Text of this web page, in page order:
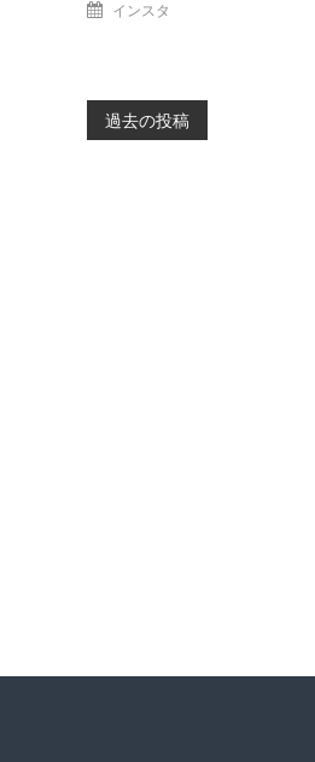
インスタ
投
過去の投稿